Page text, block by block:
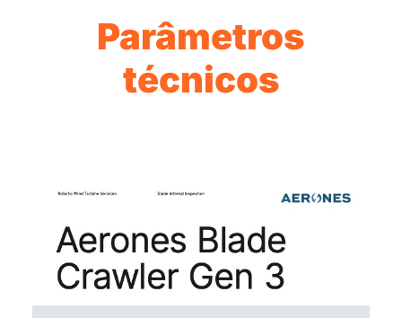
Parâmetros
técnicos